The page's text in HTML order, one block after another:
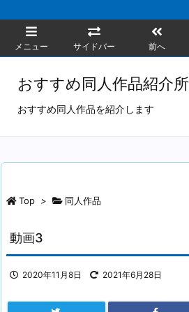
メニュー サイドバー 前へ
おすすめ同人作品紹介所
おすすめ同人作品を紹介します
Top > 同人作品
動画3
2020年11月8日 2021年6月28日